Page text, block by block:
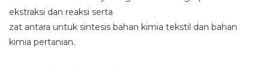
ekstraksi dan reaksi serta
zat antara untuk sintesis bahan kimia tekstil dan bahan
kimia pertanian.